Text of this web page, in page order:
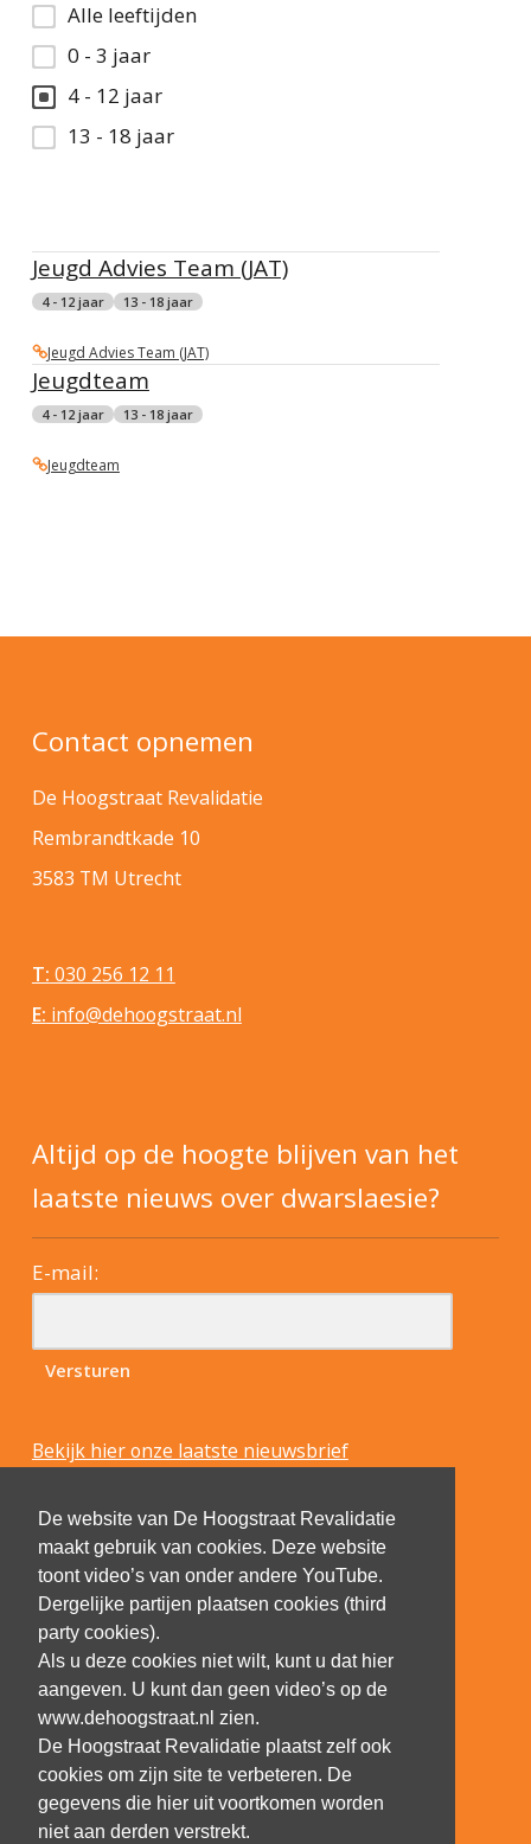
De website van De Hoogstraat Revalidatie
maakt gebruik van cookies. Deze website
toont video’s van onder andere YouTube.
Dergelijke partijen plaatsen cookies (third
party cookies).
Als u deze cookies niet wilt, kunt u dat hier
aangeven. U kunt dan geen video’s op de
www.dehoogstraat.nl zien.
De Hoogstraat Revalidatie plaatst zelf ook
cookies om zijn site te verbeteren. De
gegevens die hier uit voortkomen worden
niet aan derden verstrekt.
Alle leeftijden
0 - 3 jaar
4 - 12 jaar
13 - 18 jaar
Jeugd Advies Team (JAT)
4 - 12 jaar 13 - 18 jaar
Jeugd Advies Team (JAT)
Jeugdteam
4 - 12 jaar 13 - 18 jaar
Jeugdteam
Contact opnemen
De Hoogstraat Revalidatie
Rembrandtkade 10
3583 TM Utrecht
T: 030 256 12 11
E: info@dehoogstraat.nl
Altijd op de hoogte blijven van het
laatste nieuws over dwarslaesie?
E-mail:
Bekijk hier onze laatste nieuwsbrief